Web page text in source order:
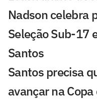
Nadson celebra
Seleção Sub-17
Santos
Santos precisa
avançar na